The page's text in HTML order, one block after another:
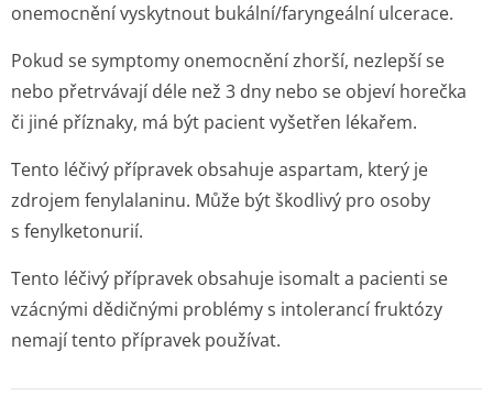
onemocnění vyskytnout bukální/faryngeální ulcerace.
Pokud se symptomy onemocnění zhorší, nezlepší se
nebo přetrvávají déle než 3 dny nebo se objeví horečka
či jiné příznaky, má být pacient vyšetřen lékařem.
Tento léčivý přípravek obsahuje aspartam, který je
zdrojem fenylalaninu. Může být škodlivý pro osoby
s fenylketonurií.
Tento léčivý přípravek obsahuje isomalt a pacienti se
vzácnými dědičnými problémy s intolerancí fruktózy
nemají tento přípravek používat.